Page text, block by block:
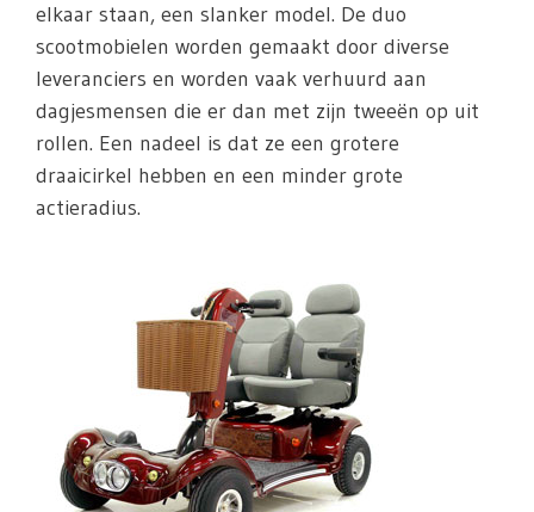
elkaar staan, een slanker model. De duo
scootmobielen worden gemaakt door diverse
leveranciers en worden vaak verhuurd aan
dagjesmensen die er dan met zijn tweeën op uit
rollen. Een nadeel is dat ze een grotere
draaicirkel hebben en een minder grote
actieradius.